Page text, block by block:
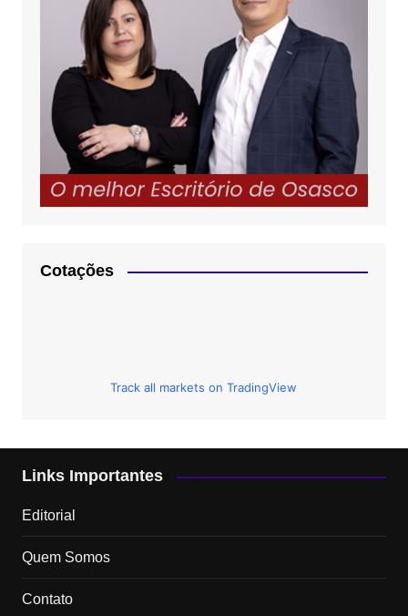
Cotações
Track all markets on TradingView
Links Importantes
Editorial
Quem Somos
Contato